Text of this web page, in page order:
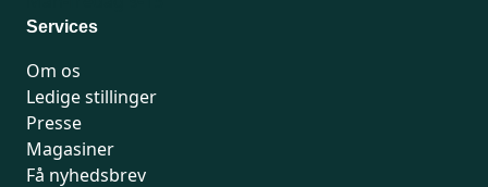
Services
Om os
Ledige stillinger
Presse
Magasiner
Få nyhedsbrev